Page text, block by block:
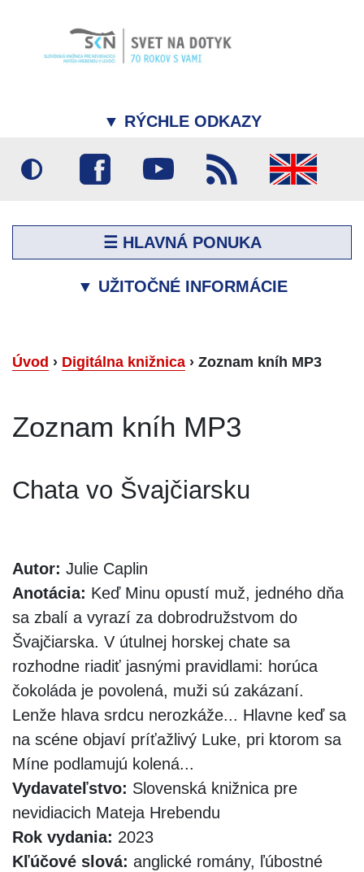
▼ RÝCHLE ODKAZY
☰ HLAVNÁ PONUKA
▼ UŽITOČNÉ INFORMÁCIE
Úvod › Digitálna knižnica › Zoznam kníh MP3
Zoznam kníh MP3
Chata vo Švajčiarsku
Autor: Julie Caplin
Anotácia: Keď Minu opustí muž, jedného dňa
sa zbalí a vyrazí za dobrodružstvom do
Švajčiarska. V útulnej horskej chate sa
rozhodne riadiť jasnými pravidlami: horúca
čokoláda je povolená, muži sú zakázaní.
Lenže hlava srdcu nerozkáže... Hlavne keď sa
na scéne objaví príťažlivý Luke, pri ktorom sa
Míne podlamujú kolená...
Vydavateľstvo: Slovenská knižnica pre
nevidiacich Mateja Hrebendu
Rok vydania: 2023
Kľúčové slová: anglické romány, ľúbostné